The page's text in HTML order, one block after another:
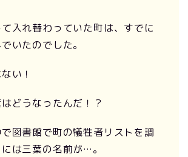
入れ替わっていた町は、すでに
いたのでした。
い！
どうなったんだ！？
図書館で町の犠牲者リストを調
は三葉の名前が…。